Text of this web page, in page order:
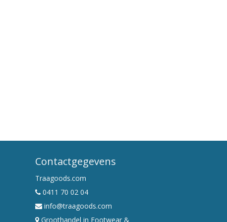
Contactgegevens
Traagoods.com
0411 70 02 04
info@traagoods.com
Groothandel in Footwear &